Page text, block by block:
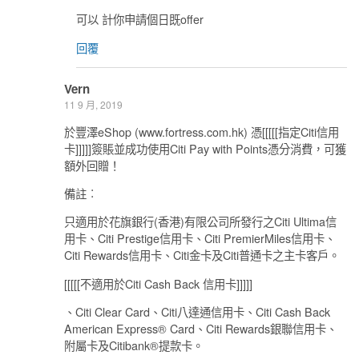
可以 計你申請個日既offer
回覆
Vern
11 9 月, 2019
於豐澤eShop (www.fortress.com.hk) 憑[[[[[指定Citi信用
卡]]]]]簽賬並成功使用Citi Pay with Points憑分消費，可獲
額外回贈！
備註︰
只適用於花旗銀行(香港)有限公司所發行之Citi Ultima信
用卡、Citi Prestige信用卡、Citi PremierMiles信用卡、
Citi Rewards信用卡、Citi金卡及Citi普通卡之主卡客戶。
[[[[[不適用於Citi Cash Back 信用卡]]]]]
、Citi Clear Card、Citi八達通信用卡、Citi Cash Back
American Express® Card、Citi Rewards銀聯信用卡、
附屬卡及Citibank®提款卡。